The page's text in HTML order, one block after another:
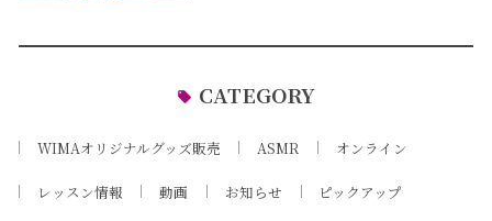
CATEGORY
WIMAオリジナルグッズ販売 ASMR オンライン
レッスン情報 動画 お知らせ ピックアップ